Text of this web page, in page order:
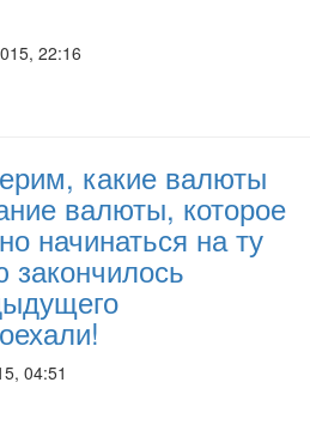
22:16
какие валюты
валюты, которое
начинаться на ту
закончилось
04:51